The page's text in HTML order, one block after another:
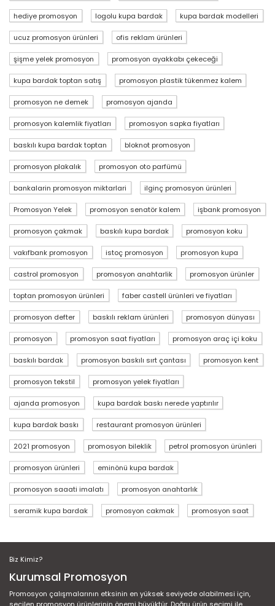
hediye promosyon logolu kupa bardak kupa bardak modelleri
ucuz promosyon ürünleri ofis reklam ürünleri
şişme yelek promosyon promosyon ayakkabı çekeceği
kupa bardak toptan satış promosyon plastik tükenmez kalem
promosyon ne demek promosyon ajanda
promosyon kalemlik fiyatları promosyon sapka fiyatları
baskılı kupa bardak toptan bloknot promosyon
promosyon plakalık promosyon oto parfümü
bankalarin promosyon miktarlari ilginç promosyon ürünleri
Promosyon Yelek promosyon senatör kalem işbank promosyon
promosyon çakmak baskılı kupa bardak promosyon koku
vakıfbank promosyon istoç promosyon promosyon kupa
castrol promosyon promosyon anahtarlik promosyon ürünler
toptan promosyon ürünleri faber castell ürünleri ve fiyatları
promosyon defter baskılı reklam ürünleri promosyon dünyası
promosyon promosyon saat fiyatları promosyon araç içi koku
baskılı bardak promosyon baskılı sırt çantası promosyon kent
promosyon tekstil promosyon yelek fiyatları
ajanda promosyon kupa bardak baskı nerede yaptırılır
kupa bardak baskı restaurant promosyon ürünleri
2021 promosyon promosyon bileklik petrol promosyon ürünleri
promosyon ürünleri eminönü kupa bardak
promosyon saaati imalatı promosyon anahtarlık
seramik kupa bardak promosyon cakmak promosyon saat
Biz Kimiz?
Kurumsal Promosyon
Promosyon çalışmalarının etksinin en yüksek seviyede olabilmesi için,